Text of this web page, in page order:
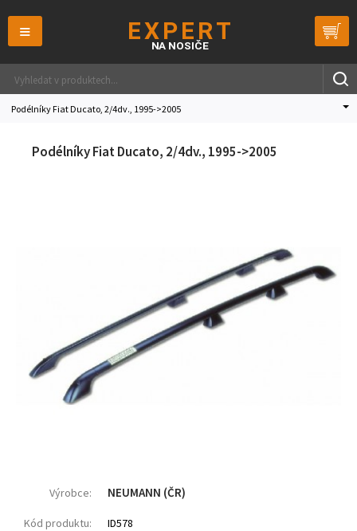
≡
Podélníky Fiat Ducato, 2/4dv., 1995->2005
Podélníky Fiat Ducato, 2/4dv., 1995->2005
Výrobce: NEUMANN (ČR)
Kód produktu: ID578